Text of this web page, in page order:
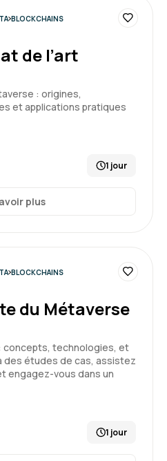
BLOCKCHAINS
de l’art
: origines,
et applications pratiques
1 jour
plus
BLOCKCHAINS
du Métaverse
concepts, technologies, et
des études de cas, assistez
engagez-vous dans un
1 jour